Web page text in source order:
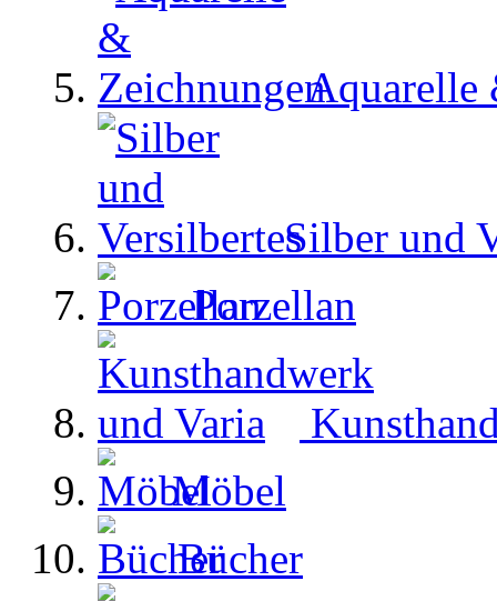
Aquarelle
Silber und
Porzellan
Möbel
Bücher